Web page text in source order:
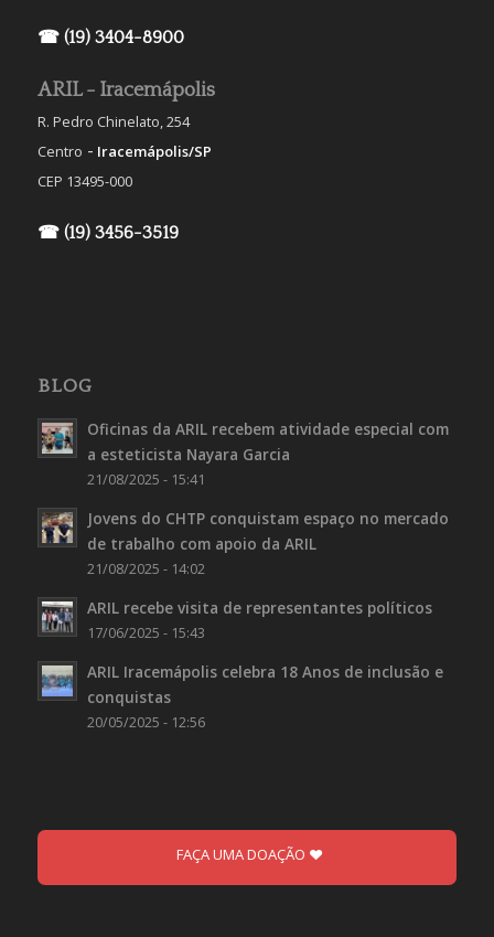
☎ (19) 3404-8900
ARIL - Iracemápolis
R. Pedro Chinelato, 254
Centro - Iracemápolis/SP
CEP 13495-000
☎ (19) 3456-3519
BLOG
Oficinas da ARIL recebem atividade especial com
a esteticista Nayara Garcia
21/08/2025 - 15:41
Jovens do CHTP conquistam espaço no mercado
de trabalho com apoio da ARIL
21/08/2025 - 14:02
ARIL recebe visita de representantes políticos
17/06/2025 - 15:43
ARIL Iracemápolis celebra 18 Anos de inclusão e
conquistas
20/05/2025 - 12:56
FAÇA UMA DOAÇÃO